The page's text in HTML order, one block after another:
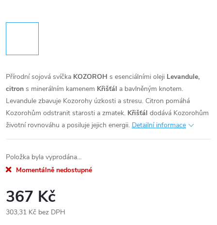
Přírodní sojová svíčka KOZOROH s esenciálními oleji Levandule,
citron s minerálním kamenem Křišťál a bavlněným knotem.
Levandule zbavuje Kozorohy úzkosti a stresu. Citron pomáhá
Kozorohům odstranit starosti a zmatek. Křišťál dodává Kozorohům
životní rovnováhu a posiluje jejich energii. Detailní informace
Položka byla vyprodána…
Momentálně nedostupné
367 Kč
303,31 Kč bez DPH